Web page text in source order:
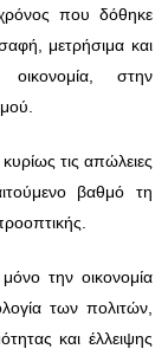
που δόθηκε
μετρήσιμα και
στην
τις απώλειες
βαθμό τη
την οικονομία
των πολιτών,
και έλλειψης